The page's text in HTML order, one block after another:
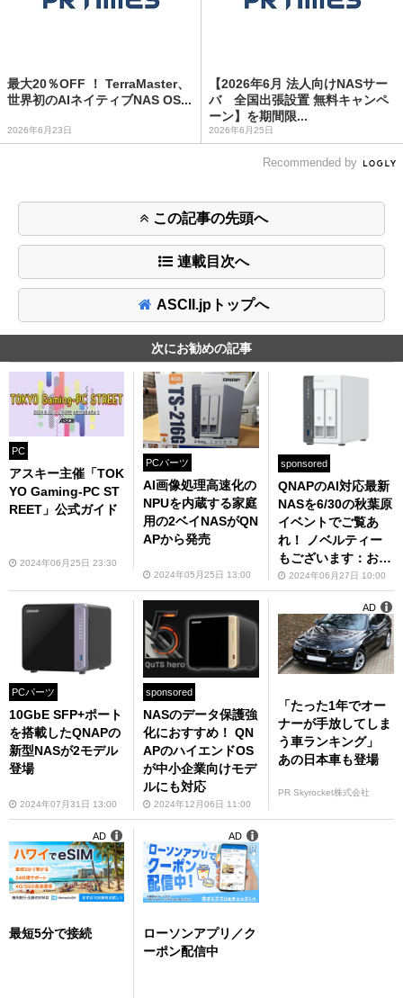
最大20％OFF ！ TerraMaster、
世界初のAIネイティブNAS OS...
2026年6月23日
【2026年6月 法人向けNASサー
バ 全国出張設置 無料キャンペ
ーン】を期間限...
2026年6月25日
Recommended by
この記事の先頭へ
連載目次へ
ASCII.jpトップへ
次にお勧めの記事
PC
アスキー主催「TOK
YO Gaming-PC ST
REET」公式ガイド
2024年06月25日 23:30
PCパーツ
AI画像処理高速化の
NPUを内蔵する家庭
用の2ベイNASがQN
APから発売
2024年05月25日 13:00
sponsored
QNAPのAI対応最新
NASを6/30の秋葉原
イベントでご覧あ
れ！ ノベルティー
もございます：お知
らせ2024年06月27日 10:00
PCパーツ
10GbE SFP+ポート
を搭載したQNAPの
新型NASが2モデル
登場
2024年07月31日 13:00
sponsored
NASのデータ保護強
化におすすめ！ QN
APのハイエンドOS
が中小企業向けモデ
ルにも対応
2024年12月06日 11:00
「たった1年でオー
ナーが手放してしま
う車ランキング」
あの日本車も登場
PR Skyrocket株式会社
AD
最短5分で接続
AD
ローソンアプリ／ク
ーポン配信中
AD